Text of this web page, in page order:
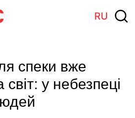
RU
спеки вже
у небезпеці